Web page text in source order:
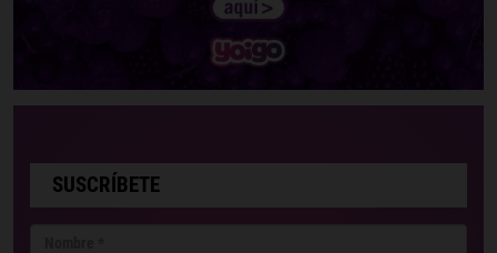
SUSCRÍBETE